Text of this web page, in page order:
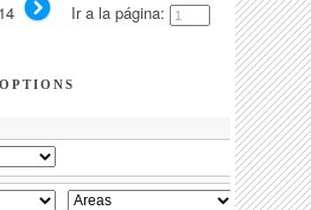
Ir a la página: